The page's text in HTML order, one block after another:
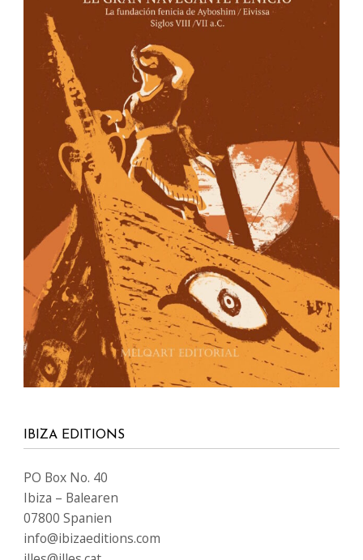
IBIZA EDITIONS
PO Box No. 40
Ibiza – Balearen
07800 Spanien
info@ibizaeditions.com